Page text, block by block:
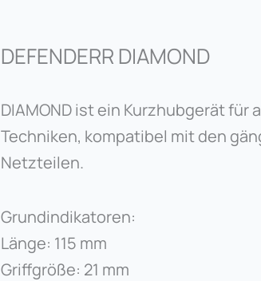
DEFENDERR DIAMOND
DIAMOND ist ein Kurzhubgerät
Techniken, kompatibel mit den
Netzteilen.
Grundindikatoren:
Länge: 115 mm
Griffgröße: 21 mm